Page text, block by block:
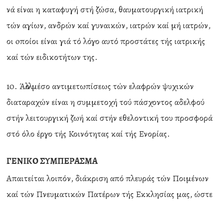
νά είναι η καταφυγή στή ζώσα, θαυματουργική ιατρική
τών αγίων, ανδρών καί γυναικών, ιατρών καί μή ιατρών,
οι oποίοι είναι γιά τό λόγο αυτό προστάτες τής ιατρικής
καί τών ειδικοτήτων της.
10. Άλλο μέσο αντιμετωπίσεως τών ελαφρών ψυχικών
διαταραχών είναι η συμμετοχή τού πάσχοντος αδελφού
στήν λειτουργική ζωή καί στήν εθελοντική του προσφορά
στό όλο έργο τής Κοινότητας καί τής Ενορίας.
ΓΕΝΙΚΟ ΣΥΜΠΕΡΑΣΜΑ
Απαιτείται λοιπόν, διάκριση από πλευράς τών Ποιμένων
καί τών Πνευματικών Πατέρων τής Εκκλησίας μας, ώστε